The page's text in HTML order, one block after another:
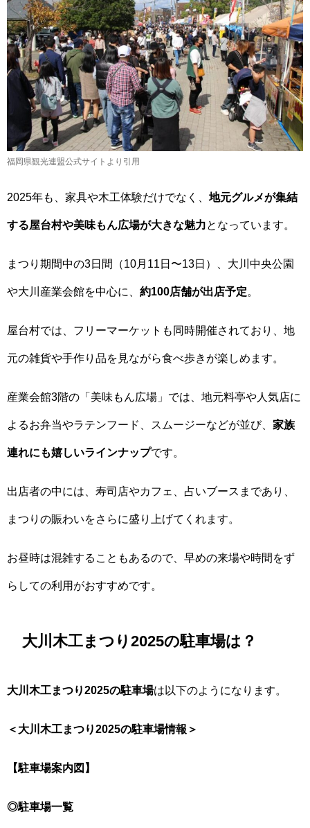
福岡県観光連盟公式サイトより引用
2025年も、家具や木工体験だけでなく、 地元グルメが集結
する屋台村や美味もん広場が大きな魅力 となっています。
まつり期間中の3日間（10月11日〜13日）、大川中央公園
や大川産業会館を中心に、 約100店舗が出店予定
屋台村では、フリーマーケットも同時開催されており、地
元の雑貨や手作り品を見ながら食べ歩きが楽しめます。
産業会館3階の「美味もん広場」では、地元料亭や人気店に
よるお弁当やラテンフード、スムージーなどが並び、 家族
連れにも嬉しいラインナップです。
出店者の中には、寿司店やカフェ、占いブースまであり、
まつりの賑わいをさらに盛り上げてくれます。
お昼時は混雑することもあるので、早めの来場や時間をず
らしての利用がおすすめです。
大川木工まつり2025の駐車場は？
大川木工まつり2025の駐車場は以下のようになります。
＜大川木工まつり2025の駐車場情報＞
【駐車場案内図】
◎駐車場一覧